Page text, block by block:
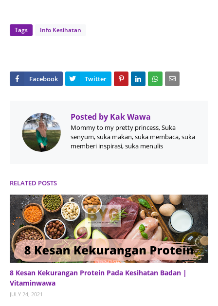
Tags Info Kesihatan
Posted by Kak Wawa
Mommy to my pretty princess, Suka
senyum, suka makan, suka membaca, suka
memberi inspirasi, suka menulis
RELATED POSTS
8 Kesan Kekurangan Protein Pada Kesihatan Badan |
Vitaminwawa
JULY 24, 2021